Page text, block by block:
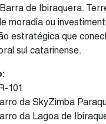
de Ibiraquera.
moradia ou
estratégica que
sul catarinense.
101
da SkyZimba
da Lagoa de